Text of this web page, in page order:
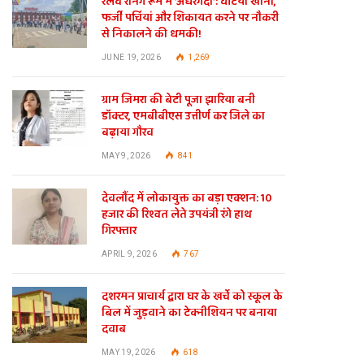
फर्जी पर्चियां और शिकायत करने पर नौकरी
से निकालने की धमकी!
JUNE 19, 2026 1,269
ग्राम जिमरा की बेटी पूजा झारिया बनी
डॉक्टर, एमबीबीएस उत्तीर्ण कर जिले का
बढ़ाया गौरव
MAY 9, 2026 841
देवलौंद में लोकायुक्त का बड़ा एक्शन: 10
हजार की रिश्वत लेते उपयंत्री रंगे हाथ
गिरफ्तार
APRIL 9, 2026 767
दशरमन प्राचार्य द्वारा घर के खर्चे को स्कूल के
बिल में जुड़वाने का टेक्नीशियन पर बनाया
दवाब
MAY 19, 2026 618